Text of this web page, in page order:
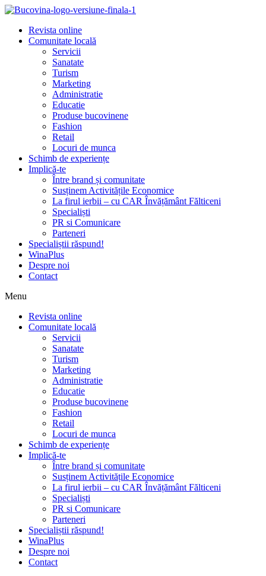
Revista online
Comunitate locală
Servicii
Sanatate
Turism
Marketing
Administratie
Educatie
Produse bucovinene
Fashion
Retail
Locuri de munca
Schimb de experiențe
Implică-te
Între brand și comunitate
Susținem Activitățile Economice
La firul ierbii – cu CAR Învățământ Fălticeni
Specialiști
PR si Comunicare
Parteneri
Specialiștii răspund!
WinaPlus
Despre noi
Contact
Menu
Revista online
Comunitate locală
Servicii
Sanatate
Turism
Marketing
Administratie
Educatie
Produse bucovinene
Fashion
Retail
Locuri de munca
Schimb de experiențe
Implică-te
Între brand și comunitate
Susținem Activitățile Economice
La firul ierbii – cu CAR Învățământ Fălticeni
Specialiști
PR si Comunicare
Parteneri
Specialiștii răspund!
WinaPlus
Despre noi
Contact